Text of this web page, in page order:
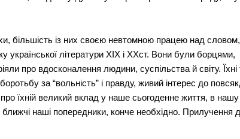
більшість із них своєю невтомною працею над
української літератури XIX і XXст. Вони були борцями,
про вдосконалення людини, суспільства й світу. Їхні
за “вольність” і правду, живий інтерес до
їхній великий вклад у наше сьогоденне життя, в нашу
наші попередники, конче необхідно. Прилучення